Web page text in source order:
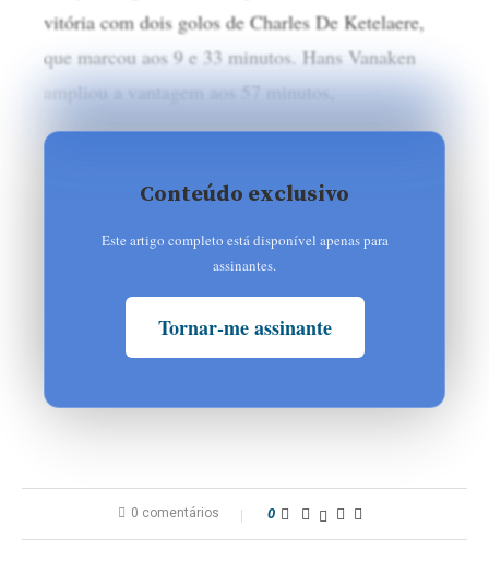
vitória com dois golos de Charles De Ketelaere,
que marcou aos 9 e 33 minutos. Hans Vanaken
ampliou a vantagem aos 57 minutos,
Conteúdo exclusivo
Este artigo completo está disponível apenas para
assinantes.
Tornar-me assinante
0 comentários 0